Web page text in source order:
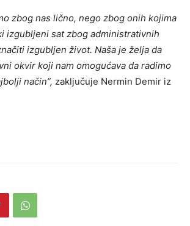
zbog nas lično, nego zbog onih kojima
izgubljeni sat zbog administrativnih
izgubljen život. Naša je želja da
okvir koji nam omogućava da radimo
način”, zaključuje Nermin Demir iz